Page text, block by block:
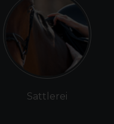
Sattlerei